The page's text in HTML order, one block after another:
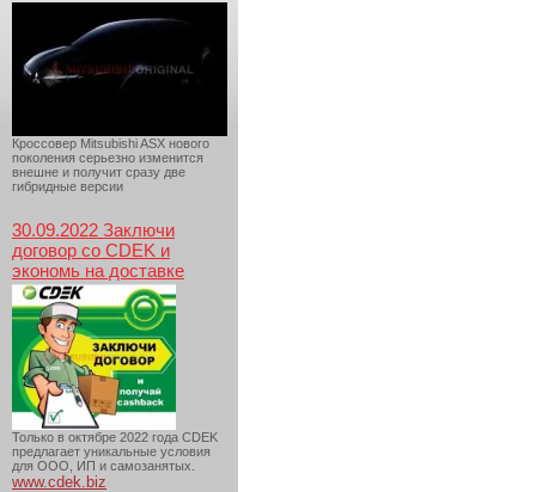
Кроссовер Mitsubishi ASX нового
поколения серьезно изменится
внешне и получит сразу две
гибридные версии
30.09.2022 Заключи
договор со CDEK и
экономь на доставке
Только в октябре 2022 года CDEK
предлагает уникальные условия
для ООО, ИП и самозанятых.
www.cdek.biz